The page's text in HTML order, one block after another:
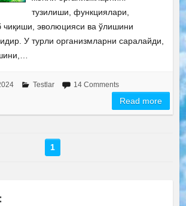
тузилиши, функциялари,
чиқиши, эволюцияси ва ўлишини
У турли организмларни саралайди,
Testlar 14 Comments
Read more
1